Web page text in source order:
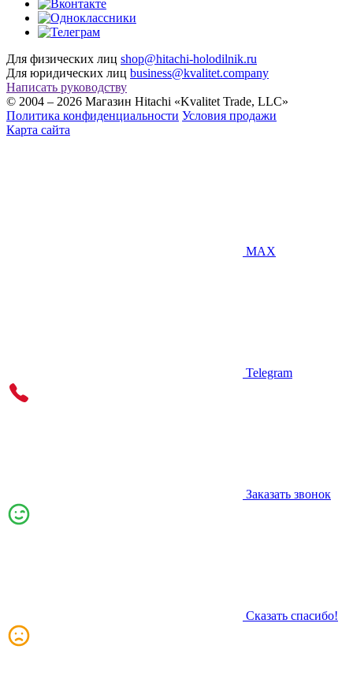
Для физических лиц shop@hitachi-holodilnik.ru
Для юридических лиц business@kvalitet.company
Написать руководству
© 2004 – 2026 Магазин Hitachi «Kvalitet Trade, LLC»
Политика конфиденциальности Условия продажи
Карта сайта
MAX
Telegram
Заказать звонок
Сказать спасибо!